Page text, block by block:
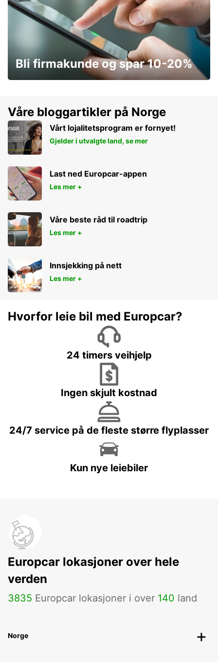
Bli firmakunde og spar 10-20%
Våre bloggartikler på Norge
Vårt lojalitetsprogram er fornyet!
Gjelder i utvalgte land, se mer
Last ned Europcar-appen
Les mer +
Våre beste råd til roadtrip
Les mer +
Innsjekking på nett
Les mer +
Hvorfor leie bil med Europcar?
24 timers veihjelp
Ingen skjult kostnad
24/7 service på de fleste større flyplasser
Kun nye leiebiler
Europcar lokasjoner over hele
verden
3835 Europcar lokasjoner i over 140 land
Norge